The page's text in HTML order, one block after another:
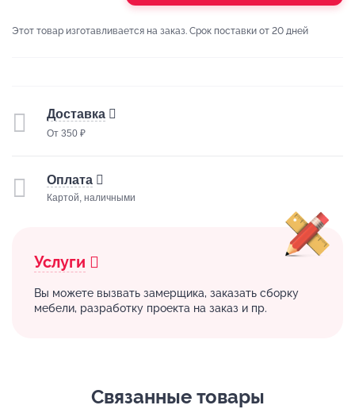
Этот товар изготавливается на заказ. Срок поставки от 20 дней
Доставка
От 350 ₽
Оплата
Картой, наличными
Услуги
Вы можете вызвать замерщика, заказать сборку
мебели, разработку проекта на заказ и пр.
Связанные товары